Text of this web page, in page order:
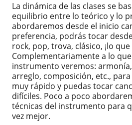
La dinámica de las clases se
equilibrio entre lo teórico y lo
abordaremos desde el inicio
preferencia, podrás tocar
rock, pop, trova, clásico, ¡lo
Complementariamente a lo
instrumento veremos:
arreglo, composición, etc.,
muy rápido y puedas tocar
difíciles. Poco a poco
técnicas del instrumento para
vez mejor.